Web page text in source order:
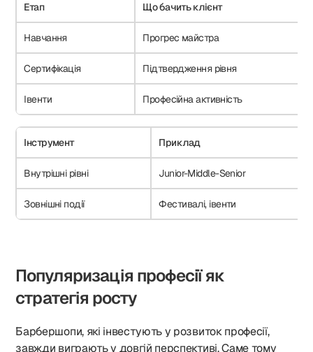
Етап Що бачить клієнт
Навчання Прогрес майстра
Сертифікація Підтвердження рівня
Івенти Професійна активність
Інструмент Приклад
Внутрішні рівні Junior-Middle-Senior
Зовнішні події Фестивалі, івенти
Популяризація професії як
стратегія росту
Барбершопи, які інвестують у розвиток професії,
завжди виграють у довгій перспективі. Саме тому